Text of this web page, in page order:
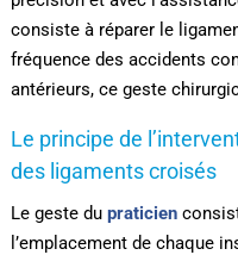
consiste à réparer le
fréquence des accidents
antérieurs, ce geste
Le principe de
des ligaments croisés
Le geste du praticien
l’emplacement de chaque